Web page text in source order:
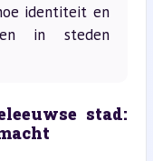
identiteit en
in steden
stad: